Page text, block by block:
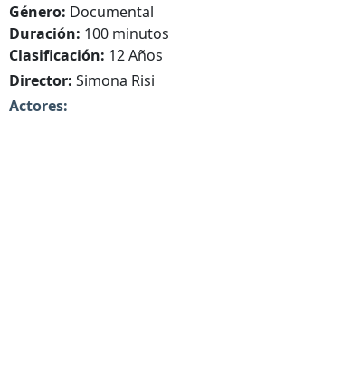
Género: Documental
Duración: 100 minutos
Clasificación: 12 Años
Director: Simona Risi
Actores: